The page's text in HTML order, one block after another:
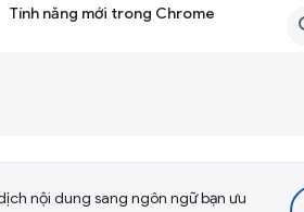
Tính năng mới trong Chrome
nội dung sang ngôn ngữ bạn ưu